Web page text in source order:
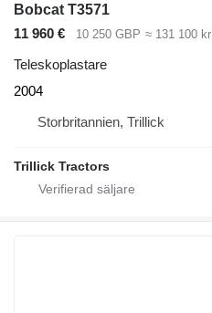
Bobcat T3571
11 960 €
10 250 GBP ≈ 131 100 kr
Teleskoplastare
2004
Storbritannien, Trillick
Trillick Tractors